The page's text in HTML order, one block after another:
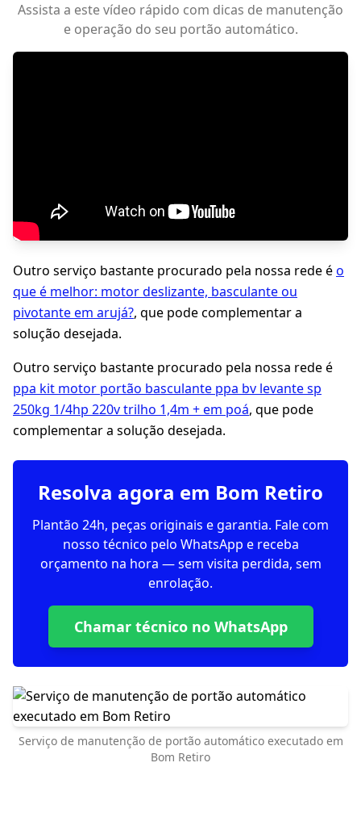
Assista a este vídeo rápido com dicas de manutenção
e operação do seu portão automático.
Outro serviço bastante procurado pela nossa rede éo
que é melhor: motor deslizante, basculante ou
pivotante em arujá?, que pode complementar a
solução desejada.
Outro serviço bastante procurado pela nossa rede é
ppa kit motor portão basculante ppa bv levante sp
250kg 1/4hp 220v trilho 1,4m + em poá, que pode
complementar a solução desejada.
Resolva agora em Bom Retiro
Plantão 24h, peças originais e garantia. Fale com
nosso técnico pelo WhatsApp e receba
orçamento na hora — sem visita perdida, sem
enrolação.
Chamar técnico no WhatsApp
Serviço de manutenção de portão automático executado em
Bom Retiro